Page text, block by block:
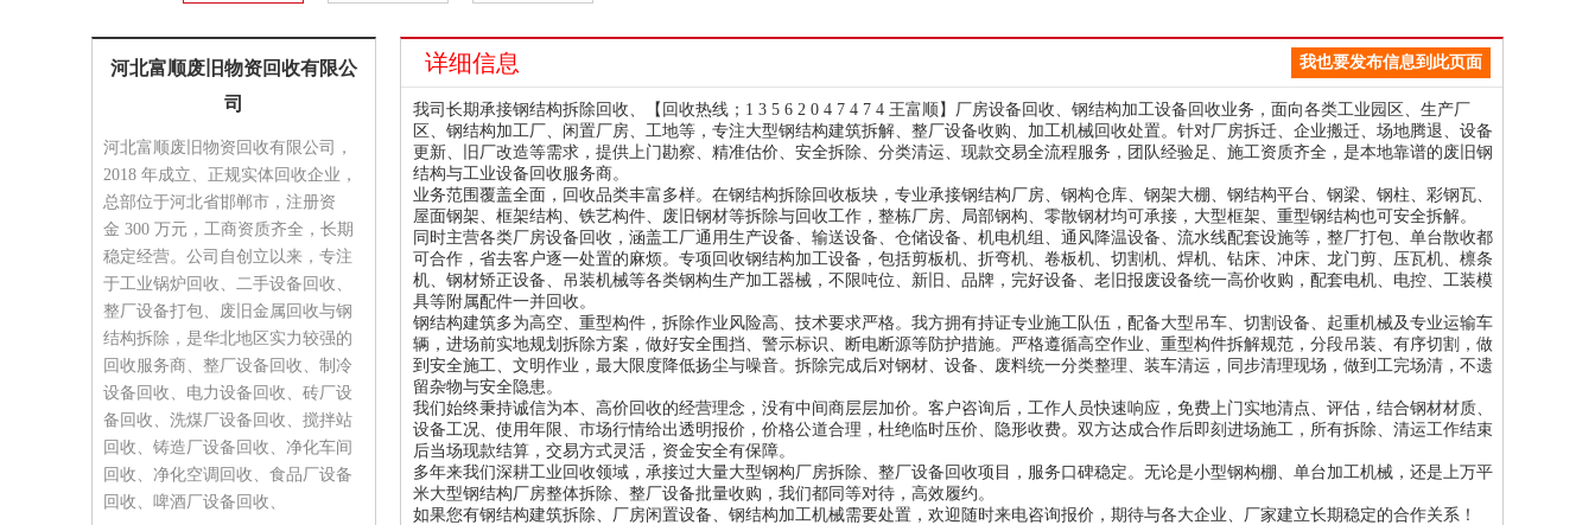
河北富顺废旧物资回收有限公
司
河北富顺废旧物资回收有限公司，
2018 年成立、正规实体回收企业，
总部位于河北省邯郸市，注册资
金 300 万元，工商资质齐全，长期
稳定经营。公司自创立以来，专注
于工业锅炉回收、二手设备回收、
整厂设备打包、废旧金属回收与钢
结构拆除，是华北地区实力较强的
回收服务商、整厂设备回收、制冷
设备回收、电力设备回收、砖厂设
备回收、洗煤厂设备回收、搅拌站
回收、铸造厂设备回收、净化车间
回收、净化空调回收、食品厂设备
回收、啤酒厂设备回收、
详细信息 我也要发布信息到此页面
我司长期承接钢结构拆除回收、【回收热线；1 3 5 6 2 0 4 7 4 7 4 王富顺】厂房设备回收、钢结构加工设备回收业务，面向各类工业园区、生产厂
区、钢结构加工厂、闲置厂房、工地等，专注大型钢结构建筑拆解、整厂设备收购、加工机械回收处置。针对厂房拆迁、企业搬迁、场地腾退、设备
更新、旧厂改造等需求，提供上门勘察、精准估价、安全拆除、分类清运、现款交易全流程服务，团队经验足、施工资质齐全，是本地靠谱的废旧钢
结构与工业设备回收服务商。
业务范围覆盖全面，回收品类丰富多样。在钢结构拆除回收板块，专业承接钢结构厂房、钢构仓库、钢架大棚、钢结构平台、钢梁、钢柱、彩钢瓦、
屋面钢架、框架结构、铁艺构件、废旧钢材等拆除与回收工作，整栋厂房、局部钢构、零散钢材均可承接，大型框架、重型钢结构也可安全拆解。
同时主营各类厂房设备回收，涵盖工厂通用生产设备、输送设备、仓储设备、机电机组、通风降温设备、流水线配套设施等，整厂打包、单台散收都
可合作，省去客户逐一处置的麻烦。专项回收钢结构加工设备，包括剪板机、折弯机、卷板机、切割机、焊机、钻床、冲床、龙门剪、压瓦机、檩条
机、钢材矫正设备、吊装机械等各类钢构生产加工器械，不限吨位、新旧、品牌，完好设备、老旧报废设备统一高价收购，配套电机、电控、工装模
具等附属配件一并回收。
钢结构建筑多为高空、重型构件，拆除作业风险高、技术要求严格。我方拥有持证专业施工队伍，配备大型吊车、切割设备、起重机械及专业运输车
辆，进场前实地规划拆除方案，做好安全围挡、警示标识、断电断源等防护措施。严格遵循高空作业、重型构件拆解规范，分段吊装、有序切割，做
到安全施工、文明作业，最大限度降低扬尘与噪音。拆除完成后对钢材、设备、废料统一分类整理、装车清运，同步清理现场，做到工完场清，不遗
留杂物与安全隐患。
我们始终秉持诚信为本、高价回收的经营理念，没有中间商层层加价。客户咨询后，工作人员快速响应，免费上门实地清点、评估，结合钢材材质、
设备工况、使用年限、市场行情给出透明报价，价格公道合理，杜绝临时压价、隐形收费。双方达成合作后即刻进场施工，所有拆除、清运工作结束
后当场现款结算，交易方式灵活，资金安全有保障。
多年来我们深耕工业回收领域，承接过大量大型钢构厂房拆除、整厂设备回收项目，服务口碑稳定。无论是小型钢构棚、单台加工机械，还是上万平
米大型钢结构厂房整体拆除、整厂设备批量收购，我们都同等对待，高效履约。
如果您有钢结构建筑拆除、厂房闲置设备、钢结构加工机械需要处置，欢迎随时来电咨询报价，期待与各大企业、厂家建立长期稳定的合作关系！